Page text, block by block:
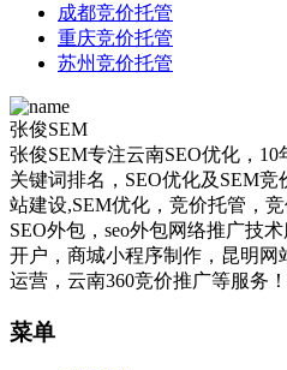
成都竞价托管
重庆竞价托管
苏州竞价托管
张俊SEM
张俊SEM专注云南SEO优化，
关键词排名，SEO优化及SEM
站建设,SEM优化，竞价托管，
SEO外包，seo外包网络推广技
开户，商城小程序制作，昆明网
运营，云南360竞价推广等服务！
菜单